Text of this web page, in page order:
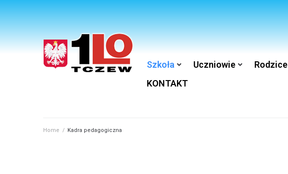
Szkoła Uczniowie
Rodzice
KONTAKT
Home / Kadra pedagogiczna